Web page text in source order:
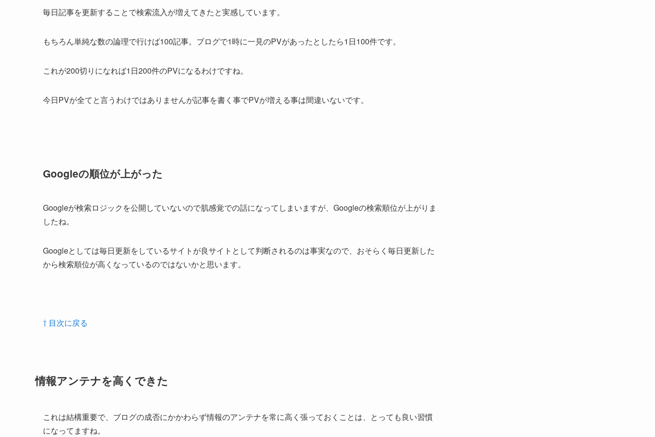
毎日記事を更新することで検索流入が増えてきたと実感しています。
もちろん単純な数の論理で行けば100記事。ブログで1時に一見のPVがあったとしたら1日100件です。
これが200切りになれば1日200件のPVになるわけですね。
今日PVが全てと言うわけではありませんが記事を書く事でPVが増える事は間違いないです。
Googleの順位が上がった
Googleが検索ロジックを公開していないので肌感覚での話になってしまいますが、Googleの検索順位が上がりま
したね。
Googleとしては毎日更新をしているサイトが良サイトとして判断されるのは事実なので、おそらく毎日更新した
から検索順位が高くなっているのではないかと思います。
⇧ 目次に戻る
情報アンテナを高くできた
これは結構重要で、ブログの成否にかかわらず情報のアンテナを常に高く張っておくことは、とっても良い習慣
になってますね。